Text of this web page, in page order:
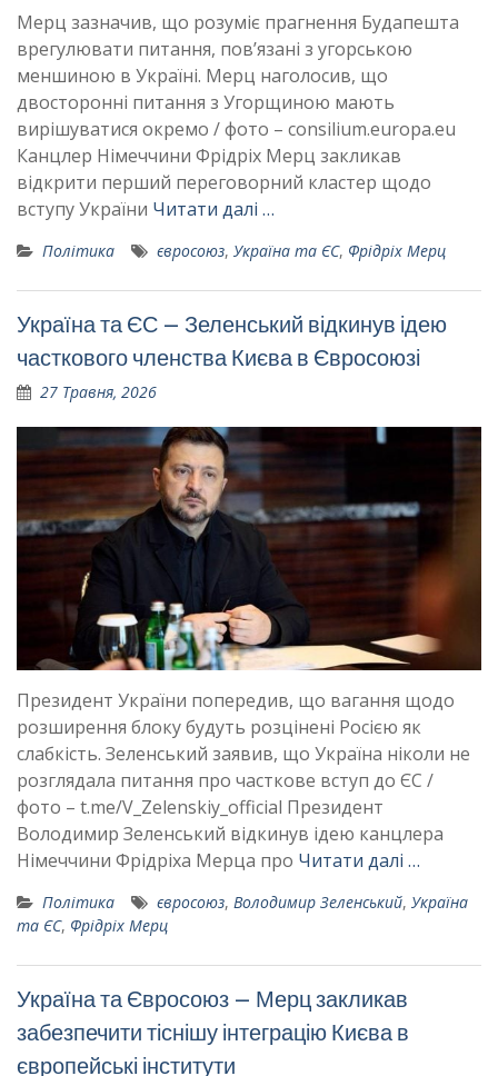
Мерц зазначив, що розуміє прагнення Будапешта
врегулювати питання, пов’язані з угорською
меншиною в Україні. Мерц наголосив, що
двосторонні питання з Угорщиною мають
вирішуватися окремо / фото – consilium.europa.eu
Канцлер Німеччини Фрідріх Мерц закликав
відкрити перший переговорний кластер щодо
вступу України Читати далі …
Політика євросоюз, Україна та ЄС, Фрідріх Мерц
Україна та ЄС – Зеленський відкинув ідею
часткового членства Києва в Євросоюзі
27 Травня, 2026
Президент України попередив, що вагання щодо
розширення блоку будуть розцінені Росією як
слабкість. Зеленський заявив, що Україна ніколи не
розглядала питання про часткове вступ до ЄС /
фото – t.me/V_Zelenskiy_official Президент
Володимир Зеленський відкинув ідею канцлера
Німеччини Фрідріха Мерца про Читати далі …
Політика євросоюз, Володимир Зеленський, Україна
та ЄС, Фрідріх Мерц
Україна та Євросоюз – Мерц закликав
забезпечити тіснішу інтеграцію Києва в
європейські інститути